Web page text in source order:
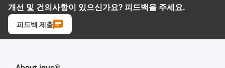
개선 및 건의사항이 있으신가요? 피드백을 주세요.
피드백 제출